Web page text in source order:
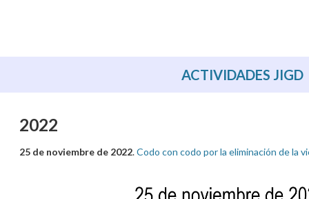
ACTIVIDADES JIGD
2022
25 de noviembre de 2022.Codo con codo por la eliminación de la